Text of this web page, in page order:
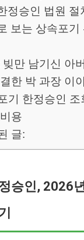
정승인 법원 절
보는 상속포기
빚만 남기신 아
한 박 과장 이
기 한정승인 조
용
글:
승인, 2026